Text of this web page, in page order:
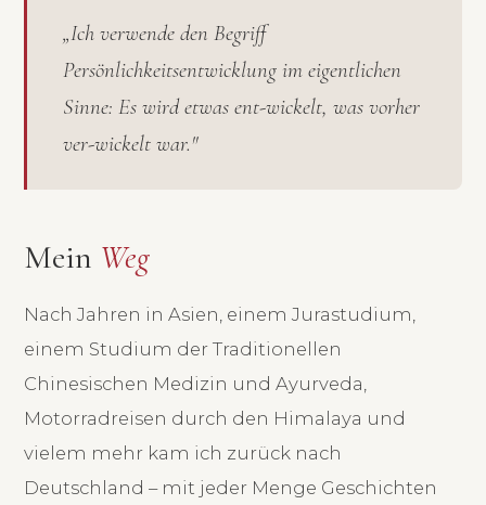
„Ich verwende den Begriff
Persönlichkeitsentwicklung im eigentlichen
Sinne: Es wird etwas ent-wickelt, was vorher
ver-wickelt war."
Mein Weg
Nach Jahren in Asien, einem Jurastudium,
einem Studium der Traditionellen
Chinesischen Medizin und Ayurveda,
Motorradreisen durch den Himalaya und
vielem mehr kam ich zurück nach
Deutschland – mit jeder Menge Geschichten